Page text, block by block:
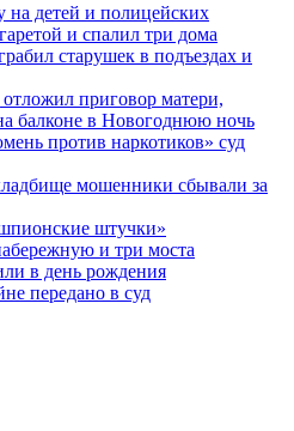
на детей и полицейских
и спалил три дома
старушек в подъездах и
отложил приговор матери,
балконе в Новогоднюю ночь
против наркотиков» суд
мошенники сбывали за
штучки»
и три моста
в день рождения
передано в суд